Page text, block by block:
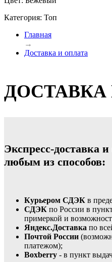
Категория: Топ
Главная
→
Доставка и оплата
ДОСТАВКА
Экспресс-доставка
любым из способов:
Курьером СДЭК в
СДЭК по России в
примеркой и
Яндекс.Доставка по
Почтой России
платежом);
Boxberry - в пункт